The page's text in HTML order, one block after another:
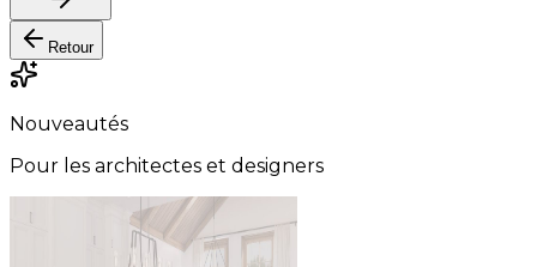
Retour
Nouveautés
Pour les architectes et designers